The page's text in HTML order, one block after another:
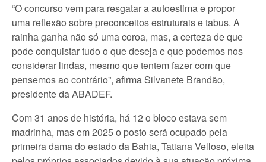
“O concurso vem para resgatar a autoestima e propor
uma reflexão sobre preconceitos estruturais e tabus. A
rainha ganha não só uma coroa, mas, a certeza de que
pode conquistar tudo o que deseja e que podemos nos
considerar lindas, mesmo que tentem fazer com que
pensemos ao contrário”, afirma Silvanete Brandão,
presidente da ABADEF.
Com 31 anos de história, há 12 o bloco estava sem
madrinha, mas em 2025 o posto será ocupado pela
primeira dama do estado da Bahia, Tatiana Velloso, eleita